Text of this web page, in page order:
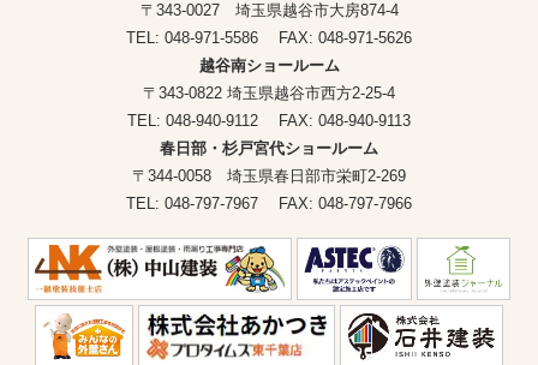
〒343-0027 埼玉県越谷市大房874-4
TEL: 048-971-5586 FAX: 048-971-5626
越谷南ショールーム
〒343-0822 埼玉県越谷市西方2-25-4
TEL: 048-940-9112 FAX: 048-940-9113
春日部・杉戸宮代ショールーム
〒344-0058 埼玉県春日部市栄町2-269
TEL: 048-797-7967 FAX: 048-797-7966